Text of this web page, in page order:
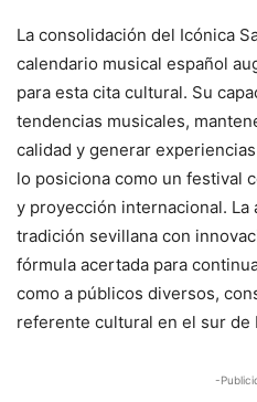
La consolidación del Icónica
calendario musical español
para esta cita cultural. Su
tendencias musicales,
calidad y generar
lo posiciona como un festival
y proyección internacional. La
tradición sevillana con
fórmula acertada para
como a públicos diversos,
referente cultural en el sur de
-